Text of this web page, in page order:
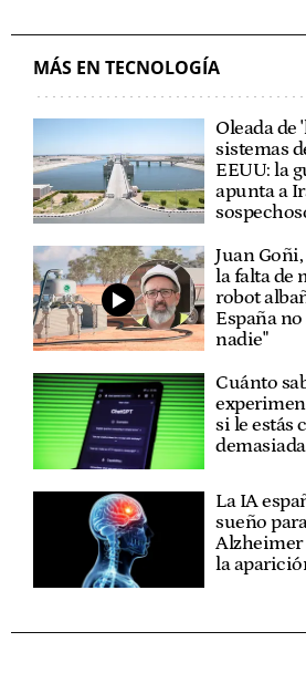
MÁS EN TECNOLOGÍA
Oleada de
sistemas
EEUU: la
apunta a
Juan
la falta de
robot
España
nadie"
Cuánto
si le estás
La IA
sueño
Alzheimer
la